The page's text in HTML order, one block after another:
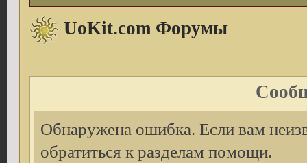
UoKit.com Форумы
Обнаружена ошибка. Если вам
обратиться к разделам помощи.